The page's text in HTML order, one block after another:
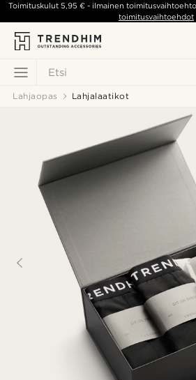
Etsi
Toimituskulut5,95 € - ilmainen
toimitusvaihtoehdot
Lahjaopas Lahjalaatikot